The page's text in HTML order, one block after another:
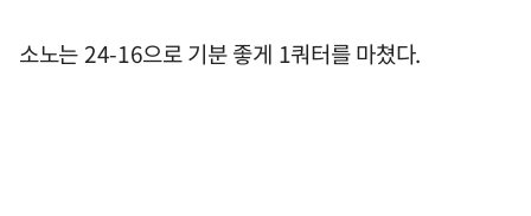
소노는 24-16으로 기분 좋게 1쿼터를 마쳤다.